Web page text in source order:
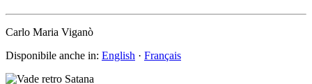
Carlo Maria Viganò
Disponibile anche in: English · Français